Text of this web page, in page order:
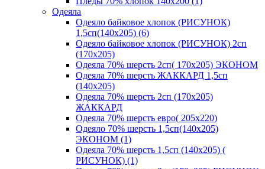
Одеяла
Одеяло байковое хлопок (РИСУНОК)
1,5сп(140х205) (6)
Одеяло байковое хлопок (РИСУНОК) 2сп
(170х205)
Одеяла 70% шерсть 2сп( 170х205) ЭКОНОМ
Одеяла 70% шерсть ЖАККАРД 1,5сп
(140х205)
Одеяла 70% шерсть 2сп (170х205)
ЖАККАРД
Одеяла 70% шерсть евро( 205х220)
Одеяло 70% шерсть 1,5сп(140х205)
ЭКОНОМ (1)
Одеяла 70% шерсть 1,5сп (140х205) (
РИСУНОК) (1)